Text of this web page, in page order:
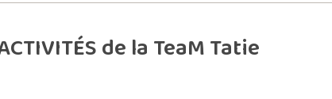
de la TeaM Tatie